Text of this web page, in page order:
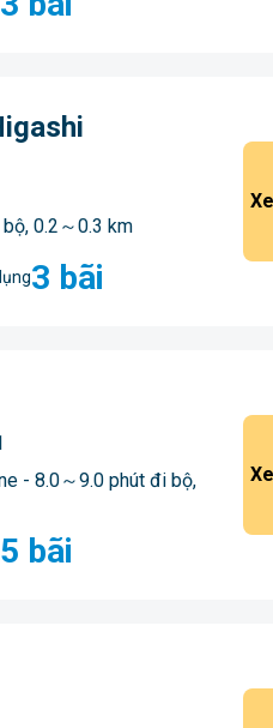
0.2～0.3 km
3 bãi
- 8.0～9.0 phút đi bộ,
5 bãi